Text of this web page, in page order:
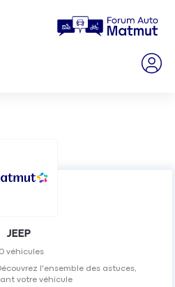
JEEP
véhicules
l'ensemble des astuces,
votre véhicule